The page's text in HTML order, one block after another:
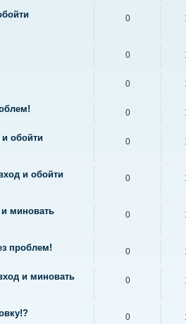
0
0
0
0
обойти
0
и обойти
0
и миновать
0
проблем! 0
и миновать
0
0